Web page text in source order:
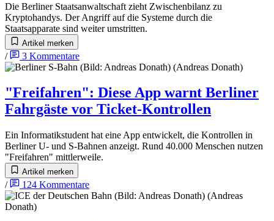
Die Berliner Staatsanwaltschaft zieht Zwischenbilanz zu
Kryptohandys. Der Angriff auf die Systeme durch die
Staatsapparate sind weiter umstritten.
Artikel merken
/ 3 Kommentare
"Freifahren": Diese App warnt Berliner
Fahrgäste vor Ticket-Kontrollen
Ein Informatikstudent hat eine App entwickelt, die Kontrollen in
Berliner U- und S-Bahnen anzeigt. Rund 40.000 Menschen nutzen
"Freifahren" mittlerweile.
Artikel merken
/ 124 Kommentare